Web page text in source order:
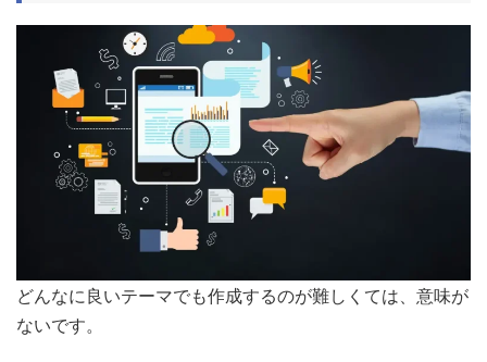
どんなに良いテーマでも作成するのが難しくては、意味が
ないです。